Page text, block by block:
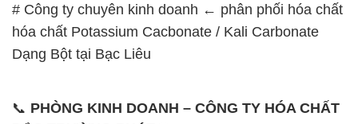
# Công ty chuyên kinh doanh ← phân phối hóa chất
hóa chất Potassium Cacbonate / Kali Carbonate
Dạng Bột tại Bạc Liêu
📞 PHÒNG KINH DOANH – CÔNG TY HÓA CHẤT